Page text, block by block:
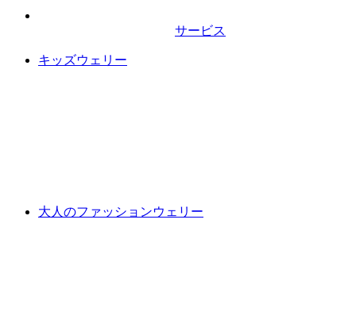
サービス
キッズウェリー
大人のファッションウェリー